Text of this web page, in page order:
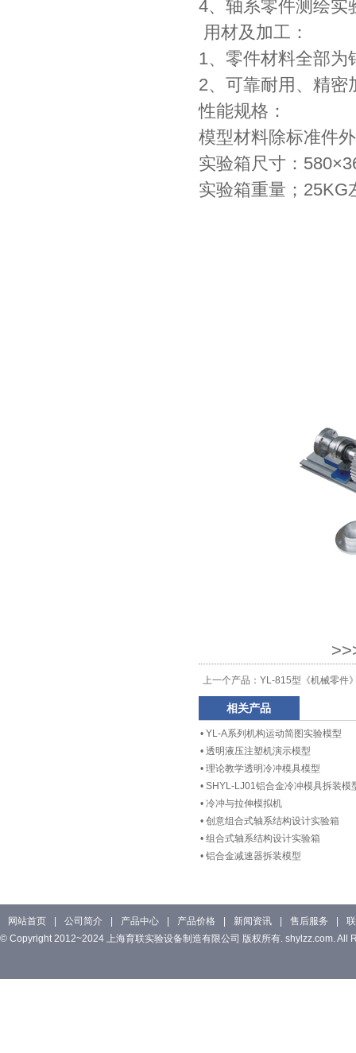
4、轴系零件测绘实
用材及加工：
1、零件材料全部为
2、可靠耐用、精密
性能规格：
模型材料除标准件
实验箱尺寸：
实验箱重量；25KG
上一个产品： YL-815型《机械零件
相关产品
• YL-A系列机构运动简图实验模型
• 透明液压注塑机演示模型
• 理论教学透明冷冲模具模型
• SHYL-LJ01铝合金冷冲模具拆装模
• 冷冲与拉伸模拟机
• 创意组合式轴系结构设计实验箱
• 组合式轴系结构设计实验箱
• 铝合金减速器拆装模型
网站首页 公司简介 产品中心 产品价格 新闻资讯 售后服务
© Copyright 2012~2024 上海育联实验设备制造有限公司 版权所有. shylzz.com. All